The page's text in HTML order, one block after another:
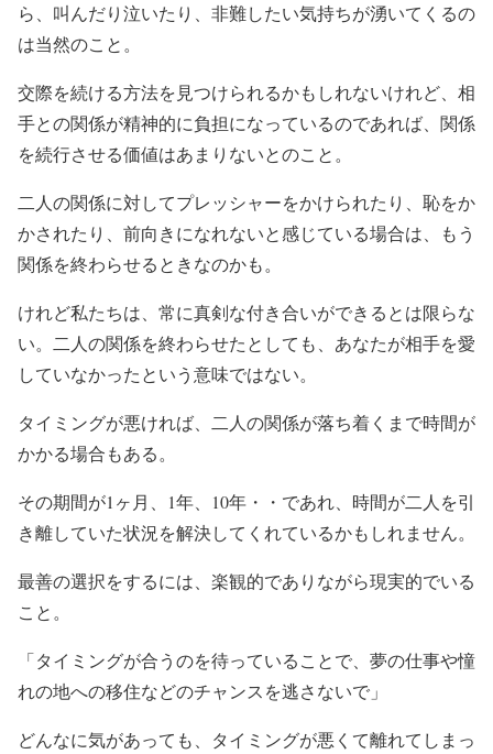
ら、叫んだり泣いたり、非難したい気持ちが湧いてくるの
は当然のこと。
交際を続ける方法を見つけられるかもしれないけれど、相
手との関係が精神的に負担になっているのであれば、関係
を続行させる価値はあまりないとのこと。
二人の関係に対してプレッシャーをかけられたり、恥をか
かされたり、前向きになれないと感じている場合は、もう
関係を終わらせるときなのかも。
けれど私たちは、常に真剣な付き合いができるとは限らな
い。二人の関係を終わらせたとしても、あなたが相手を愛
していなかったという意味ではない。
タイミングが悪ければ、二人の関係が落ち着くまで時間が
かかる場合もある。
その期間が1ヶ月、1年、10年・・であれ、時間が二人を引
き離していた状況を解決してくれているかもしれません。
最善の選択をするには、楽観的でありながら現実的でいる
こと。
「タイミングが合うのを待っていることで、夢の仕事や憧
れの地への移住などのチャンスを逃さないで」
どんなに気があっても、タイミングが悪くて離れてしまっ